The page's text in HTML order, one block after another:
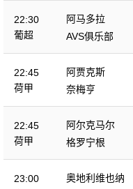
22:30
葡超
阿马多拉
AVS俱乐部
22:45
荷甲
阿贾克斯
奈梅亨
22:45
荷甲
阿尔克马尔
格罗宁根
23:00
奥地利维也纳